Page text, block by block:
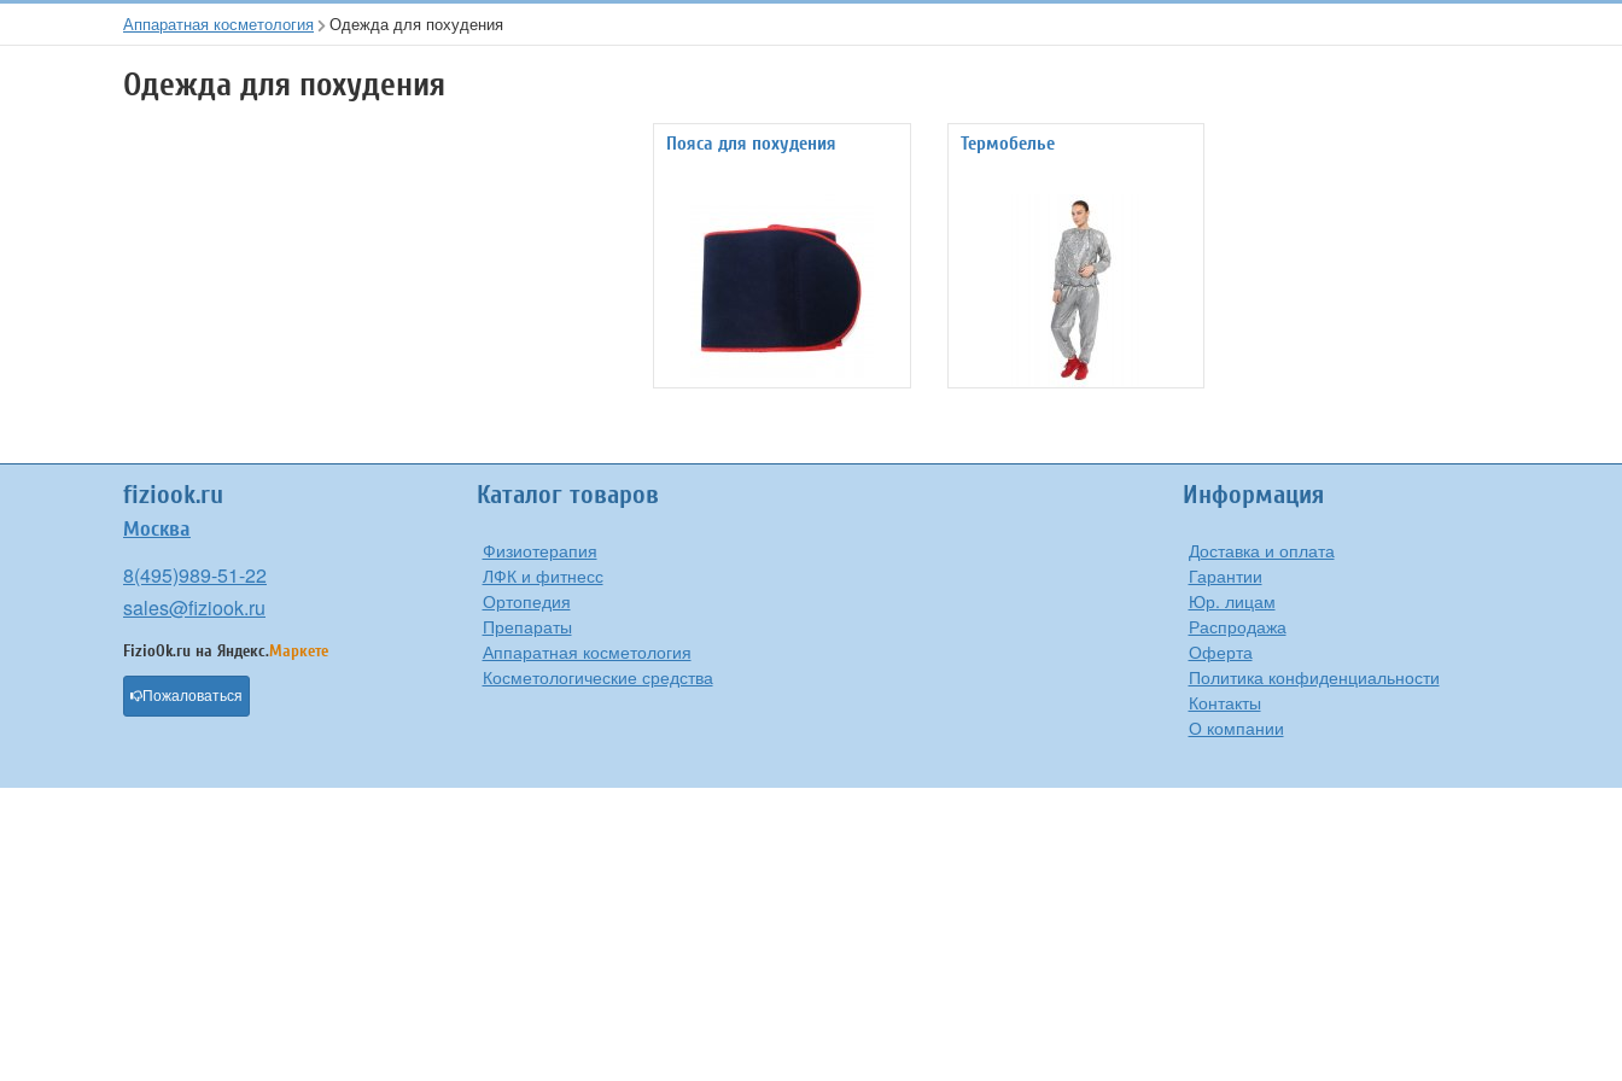
Аппаратная косметология Одежда для похудения
Одежда для похудения
Пояса для похудения Термобелье
fiziook.ru
Москва
8(495)989-51-22
sales@fiziook.ru
FizioOk.ru на Яндекс.Маркете
Пожаловаться
Каталог товаров
Физиотерапия
ЛФК и фитнесс
Ортопедия
Препараты
Аппаратная косметология
Косметологические средства
Информация
Доставка и оплата
Гарантии
Юр. лицам
Распродажа
Оферта
Политика конфиденциальности
Контакты
О компании